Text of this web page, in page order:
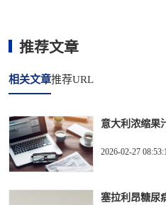
推荐文章
相关文章推荐URL
意大利浓缩果
2026-02-27
塞拉利昂糖尿